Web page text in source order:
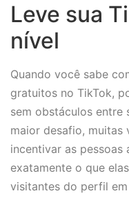
Leve sua
nível
Quando você sabe
gratuitos no TikTok,
sem obstáculos entre
maior desafio, muitas
incentivar as pessoas
exatamente o que
visitantes do perfil